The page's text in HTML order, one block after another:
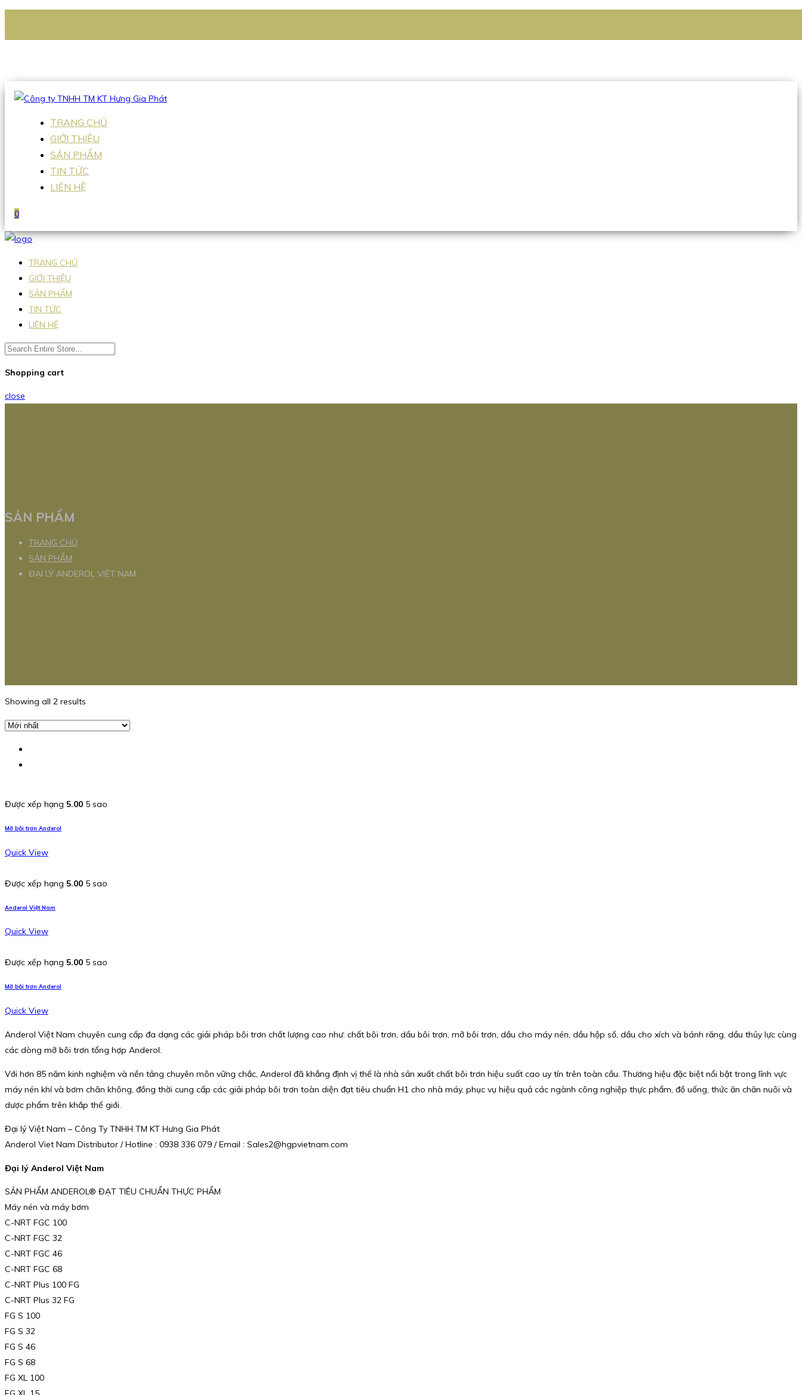
Hotline:0938 336 079
TRANG CHỦ
GIỚI THIỆU
SẢN PHẨM
TIN TỨC
LIÊN HỆ
0
TRANG CHỦ
GIỚI THIỆU
SẢN PHẨM
TIN TỨC
LIÊN HỆ
Shopping cart
close
SẢN PHẨM
TRANG CHỦ
SẢN PHẨM
ĐẠI LÝ ANDEROL VIỆT NAM
Showing all 2 results
Được xếp hạng 5.00 5 sao
Mỡ bôi trơn Anderol
Quick View
Được xếp hạng 5.00 5 sao
Anderol Việt Nam
Quick View
Được xếp hạng 5.00 5 sao
Mỡ bôi trơn Anderol
Quick View
Anderol Việt Nam chuyên cung cấp đa dạng các giải pháp bôi trơn chất lượng cao như: chất bôi trơn, dầu bôi trơn, mỡ bôi trơn, dầu cho máy nén, dầu hộp số, dầu cho xích và bánh răng, dầu thủy lực cùng
các dòng mỡ bôi trơn tổng hợp Anderol.
Với hơn 85 năm kinh nghiệm và nền tảng chuyên môn vững chắc, Anderol đã khẳng định vị thế là nhà sản xuất chất bôi trơn hiệu suất cao uy tín trên toàn cầu. Thương hiệu đặc biệt nổi bật trong lĩnh vực
máy nén khí và bơm chân không, đồng thời cung cấp các giải pháp bôi trơn toàn diện đạt tiêu chuẩn H1 cho nhà máy, phục vụ hiệu quả các ngành công nghiệp thực phẩm, đồ uống, thức ăn chăn nuôi và
dược phẩm trên khắp thế giới.
Đại lý Việt Nam – Công Ty TNHH TM KT Hưng Gia Phát
Anderol Viet Nam Distributor / Hotline : 0938 336 079 / Email : Sales2@hgpvietnam.com
Đại lý Anderol Việt Nam
SẢN PHẨM ANDEROL® ĐẠT TIÊU CHUẨN THỰC PHẨM
Máy nén và máy bơm
C-NRT FGC 100
C-NRT FGC 32
C-NRT FGC 46
C-NRT FGC 68
C-NRT Plus 100 FG
C-NRT Plus 32 FG
FG S 100
FG S 32
FG S 46
FG S 68
FG XL 100